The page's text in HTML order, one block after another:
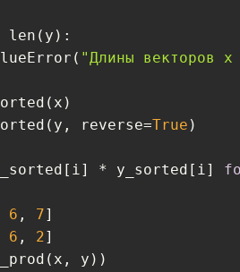
len(y):
"Длины векторов
reverse=
True )
* y_sorted[i]
6 , 7]
6 , 2]
y))